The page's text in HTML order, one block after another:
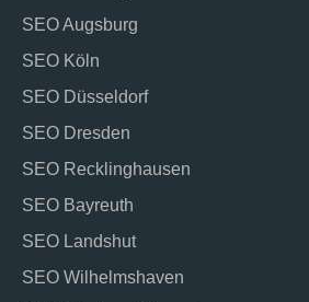
SEO Augsburg
SEO Köln
SEO Düsseldorf
SEO Dresden
SEO Recklinghausen
SEO Bayreuth
SEO Landshut
SEO Wilhelmshaven